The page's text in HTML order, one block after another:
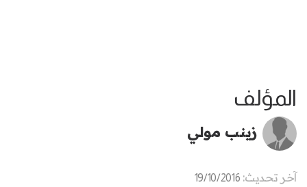
المؤلف
زينب مولي
آخر تحديث: 19/10/2016